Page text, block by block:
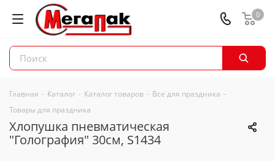
0
Главная - Каталог - Каталог товаров - Все для праздника -
Товары для праздника
Хлопушка пневматическая
"Голография" 30см, S1434